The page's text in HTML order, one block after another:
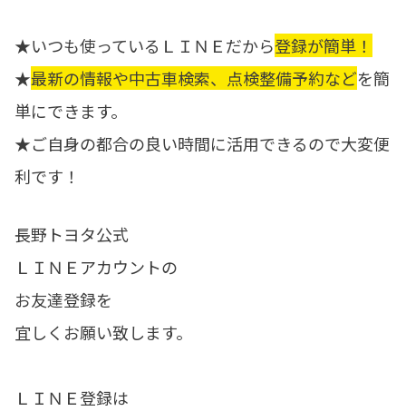
★いつも使っているＬＩＮＥだから登録が簡単！
★最新の情報や中古車検索、点検整備予約などを簡
単にできます。
★ご自身の都合の良い時間に活用できるので大変便
利です！
長野トヨタ公式
ＬＩＮＥアカウントの
お友達登録を
宜しくお願い致します。
ＬＩＮＥ登録は